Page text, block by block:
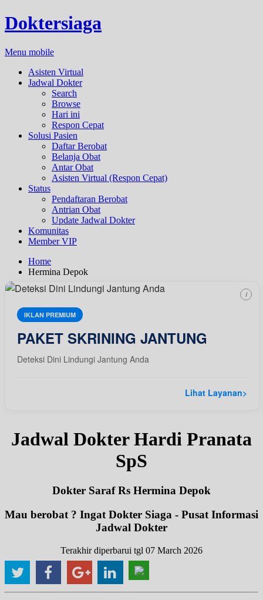
Doktersiaga
Menu mobile
Asisten Virtual
Jadwal Dokter
Search
Browse
Hari ini
Respon Cepat
Solusi Pasien
Daftar Berobat
Belanja Obat
Antar Obat
Asisten Virtual (Respon Cepat)
Status
Pendaftaran Berobat
Antrian Obat
Update Jadwal Dokter
Komunitas
Member VIP
Home
Hermina Depok
IKLAN PREMIUM
PAKET SKRINING JANTUNG
Deteksi Dini Lindungi Jantung Anda
Lihat Layanan>
i
Jadwal Dokter Hardi Pranata
SpS
Dokter Saraf Rs Hermina Depok
Mau berobat ? Ingat Dokter Siaga - Pusat Informasi
Jadwal Dokter
Terakhir diperbarui tgl 07 March 2026